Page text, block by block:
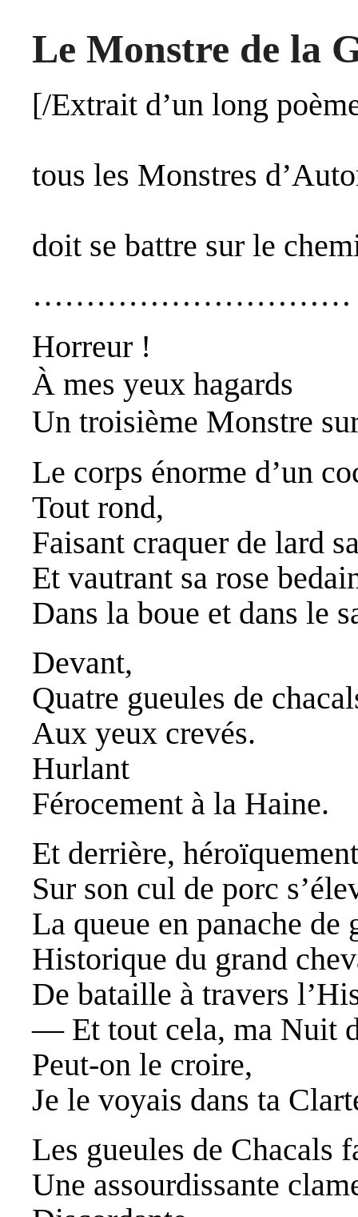
Le Monstre de la
[/Extrait d’un long
tous les Monstres
doit se battre sur le
…………………………
Horreur !
À mes yeux hagards
Un troisième Monstre
Le corps énorme d’un
Tout rond,
Faisant craquer de lard
Et vautrant sa rose
Dans la boue et dans le
Devant,
Quatre gueules de
Aux yeux crevés.
Hurlant
Férocement à la Haine.
Et derrière,
Sur son cul de porc
La queue en panache de
Historique du grand
De bataille à travers
— Et tout cela, ma Nuit
Peut-on le croire,
Je le voyais dans ta
Les gueules de Chacals
Une assourdissante